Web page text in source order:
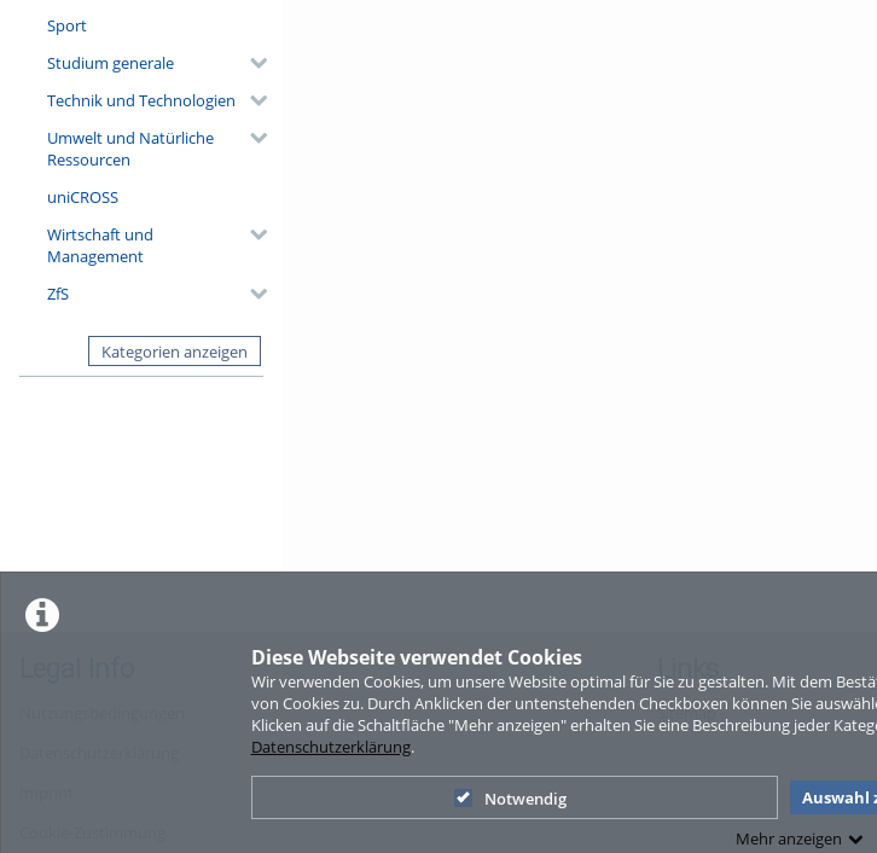
Diese Webseite verwendet Cookies
Wir verwenden Cookies, um unsere Website optimal für Sie zu gestalten. Mit dem
von Cookies zu. Durch Anklicken der untenstehenden Checkboxen können Sie
Klicken auf die Schaltfläche "Mehr anzeigen" erhalten Sie eine Beschreibung jeder
Datenschutzerklärung.
Notwendig Auswahl
Mehr anzeigen
Sport
Studium generale
Technik und Technologien
Umwelt und Natürliche
Ressourcen
uniCROSS
Wirtschaft und
Management
ZfS
Kategorien anzeigen
Links
Sitemap